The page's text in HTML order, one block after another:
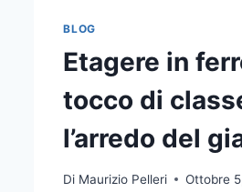
SCOMMESSE
ONLINE
BLOG
Etagere in
tocco di
l’arredo del
Di Maurizio Pelleri Ottobre